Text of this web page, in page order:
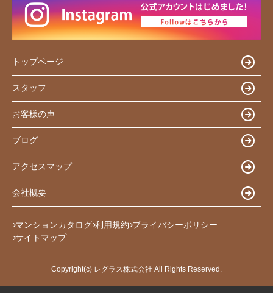
トップページ
スタッフ
お客様の声
ブログ
アクセスマップ
会社概要
マンションカタログ 利用規約 プライバシーポリシー
サイトマップ
Copyright(c) レグラス株式会社 All Rights Reserved.